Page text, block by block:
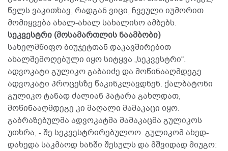
წელს ვაკითხავ, რადგან ვიცი, ჩვეული იუმორით
მომიყვება ახალ-ახალ სახალისო ამბებს.
სეკვესტრი (მოსამართლის ნაამბობი)
სახელმწიფო ბიუჯეტთან დაკავშირებით
ახალშემოღებული იყო სიტყვა „სეკვესტრი“.
ადვოკატი გულიკო გაბაიძე და მოწინააღმდეგე
ადვოკატი პროცესზე წაკინკლავდნენ. ქალბატონი
გულიკო ტანად ძალიან პატარა გახლდათ,
მოწინააღმდეგე კი მაღალი მამაკაცი იყო.
გაბრაზებულმა ადვოკატმა მამაკაცმა გულიკოს
უთხრა, - შე სეკვესტრირებულოო. გულიკომ ახედ-
დახედა საკმაოდ ხანში შესულს და მშვიდად მიუგო: